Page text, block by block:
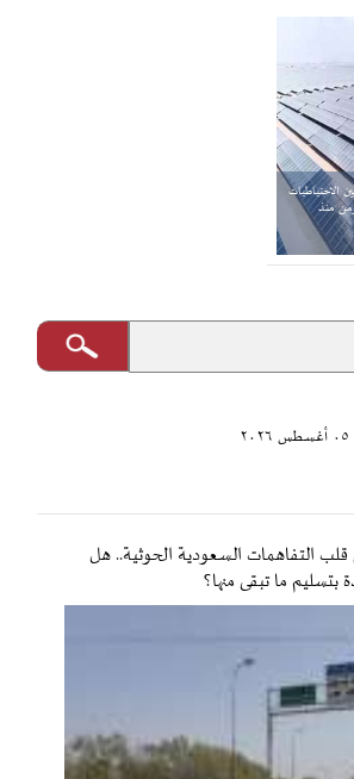
الاحتياطيات
منذ
التفاهمات السعودية الحوثية.. هل
بتسليم ما تبقى منها؟